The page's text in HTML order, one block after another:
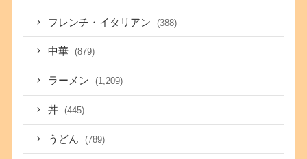
フレンチ・イタリアン (388)
中華 (879)
ラーメン (1,209)
丼 (445)
うどん (789)